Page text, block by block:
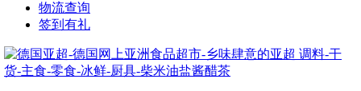
物流查询
签到有礼